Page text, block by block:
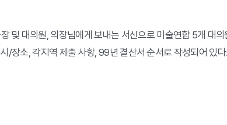
및 대의원, 의장님에게 보내는 서신으로 미술연합 5개 대
/장소, 각지역 제출 사항, 99년 결산서 순서로 작성되어 있다.